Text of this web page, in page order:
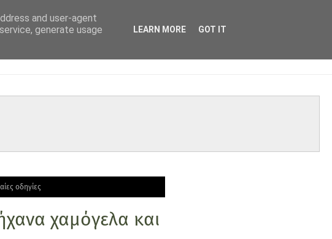
οδηγίες
χαμόγελα και
and user-agent
generate usage
LEARN MORE GOT IT